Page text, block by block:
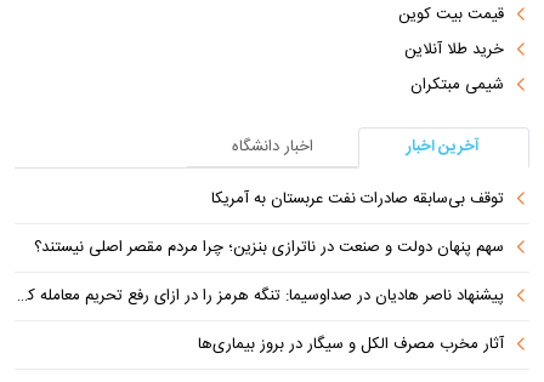
قیمت بیت کوین
خرید طلا آنلاین
شیمی مبتکران
آخرین اخبار
اخبار دانشگاه
توقف بی‌سابقه صادرات نفت عربستان به آمریکا
سهم پنهان دولت و صنعت در ناترازی بنزین؛ چرا مردم مقصر اصلی نیستند؟
پیشنهاد ناصر هادیان در صداوسیما: تنگه هرمز را در ازای رفع تحریم معامله کنیم
آثار مخرب مصرف الکل و سیگار در بروز بیماری‌ها